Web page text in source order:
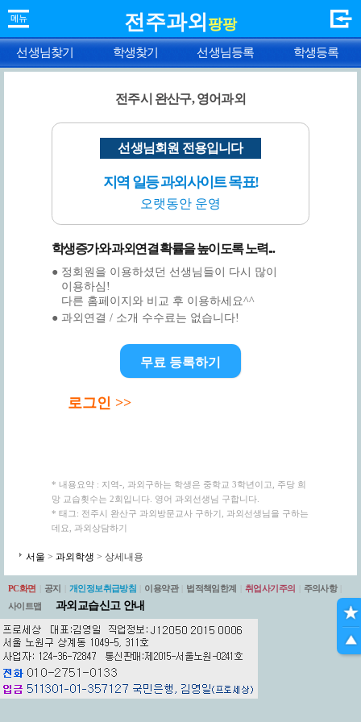
전주과외 팡팡
선생님찾기 학생찾기 선생님등록 학생등록
전주시 완산구, 영어과외
선생님회원 전용입니다
지역 일등 과외사이트 목표!
오랫동안 운영
학생증가와 과외연결 확률을 높이도록 노력...
● 정회원을 이용하셨던 선생님들이 다시 많이
이용하심!
다른 홈페이지와 비교 후 이용하세요^^
● 과외연결 / 소개 수수료는 없습니다!
무료 등록하기
로그인 >>
* 내용요약 : 지역-, 과외구하는 학생은 중학교 3학년이고, 주당 희
망 교습횟수는 2회입니다. 영어 과외선생님 구합니다.
* 태그: 전주시 완산구 과외방문교사 구하기, 과외선생님을 구하는
데요, 과외상담하기
서울 > 과외학생 > 상세내용
PC화면 공지 개인정보취급방침 이용약관 법적책임한계 취업사기주의 주의사항
사이트맵
과외교습신고 안내